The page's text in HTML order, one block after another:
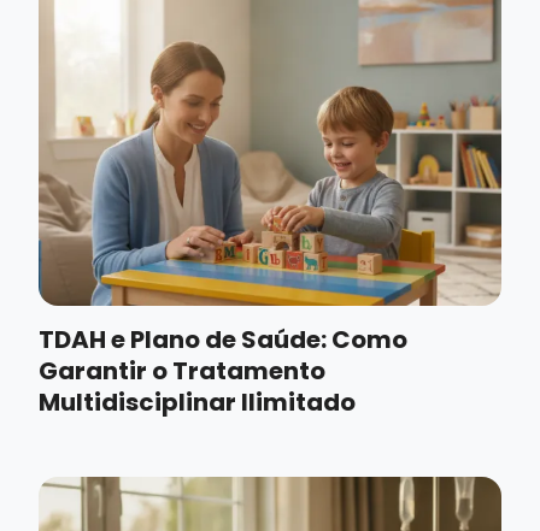
TDAH e Plano de Saúde: Como
Garantir o Tratamento
Multidisciplinar Ilimitado